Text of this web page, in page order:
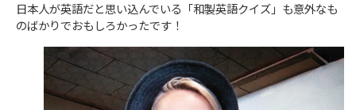
日本人が英語だと思い込んでいる「和製英語クイズ」も意外なも
のばかりでおもしろかったです！